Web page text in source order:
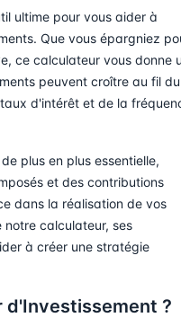
ultime pour vous aider à
Que vous épargniez
ce calculateur vous donne
peuvent croître au fil du
d'intérêt et de la
plus en plus essentielle,
et des contributions
dans la réalisation de vos
calculateur, ses
à créer une stratégie
?